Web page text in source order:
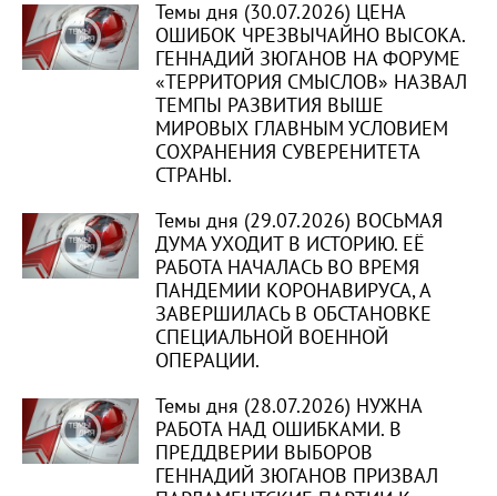
Темы дня (30.07.2026) ЦЕНА
ОШИБОК ЧРЕЗВЫЧАЙНО ВЫСОКА.
ГЕННАДИЙ ЗЮГАНОВ НА ФОРУМЕ
«ТЕРРИТОРИЯ СМЫСЛОВ» НАЗВАЛ
ТЕМПЫ РАЗВИТИЯ ВЫШЕ
МИРОВЫХ ГЛАВНЫМ УСЛОВИЕМ
СОХРАНЕНИЯ СУВЕРЕНИТЕТА
СТРАНЫ.
Темы дня (29.07.2026) ВОСЬМАЯ
ДУМА УХОДИТ В ИСТОРИЮ. ЕЁ
РАБОТА НАЧАЛАСЬ ВО ВРЕМЯ
ПАНДЕМИИ КОРОНАВИРУСА, А
ЗАВЕРШИЛАСЬ В ОБСТАНОВКЕ
СПЕЦИАЛЬНОЙ ВОЕННОЙ
ОПЕРАЦИИ.
Темы дня (28.07.2026) НУЖНА
РАБОТА НАД ОШИБКАМИ. В
ПРЕДДВЕРИИ ВЫБОРОВ
ГЕННАДИЙ ЗЮГАНОВ ПРИЗВАЛ